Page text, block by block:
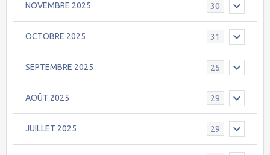
NOVEMBRE 2025 30
OCTOBRE 2025 31
SEPTEMBRE 2025 25
AOÛT 2025 29
JUILLET 2025 29